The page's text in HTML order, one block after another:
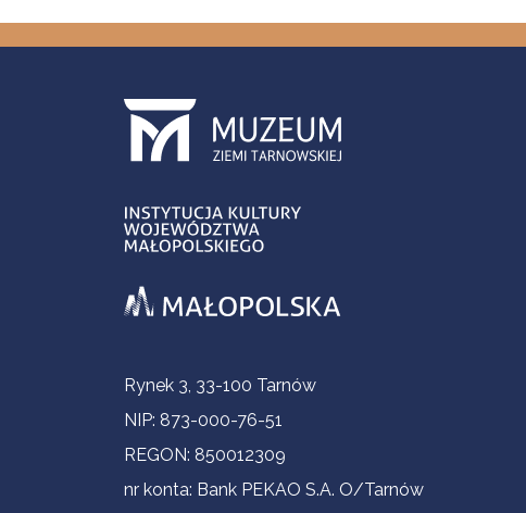
Informacje kontaktowe
Rynek 3, 33-100 Tarnów
NIP: 873-000-76-51
REGON: 850012309
nr konta: Bank PEKAO S.A. O/Tarnów